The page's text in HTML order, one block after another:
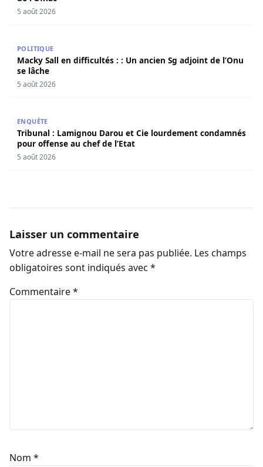
5 août 2026
POLITIQUE
Macky Sall en difficultés : : Un ancien Sg adjoint de l’Onu
se lâche
5 août 2026
ENQUÊTE
Tribunal : Lamignou Darou et Cie lourdement condamnés
pour offense au chef de l’Etat
5 août 2026
Laisser un commentaire
Votre adresse e-mail ne sera pas publiée. Les champs
obligatoires sont indiqués avec *
Commentaire*
Nom *